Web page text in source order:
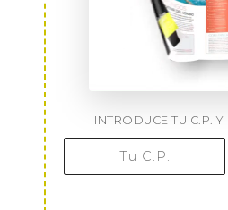
INTRODUCE TU C.P. Y